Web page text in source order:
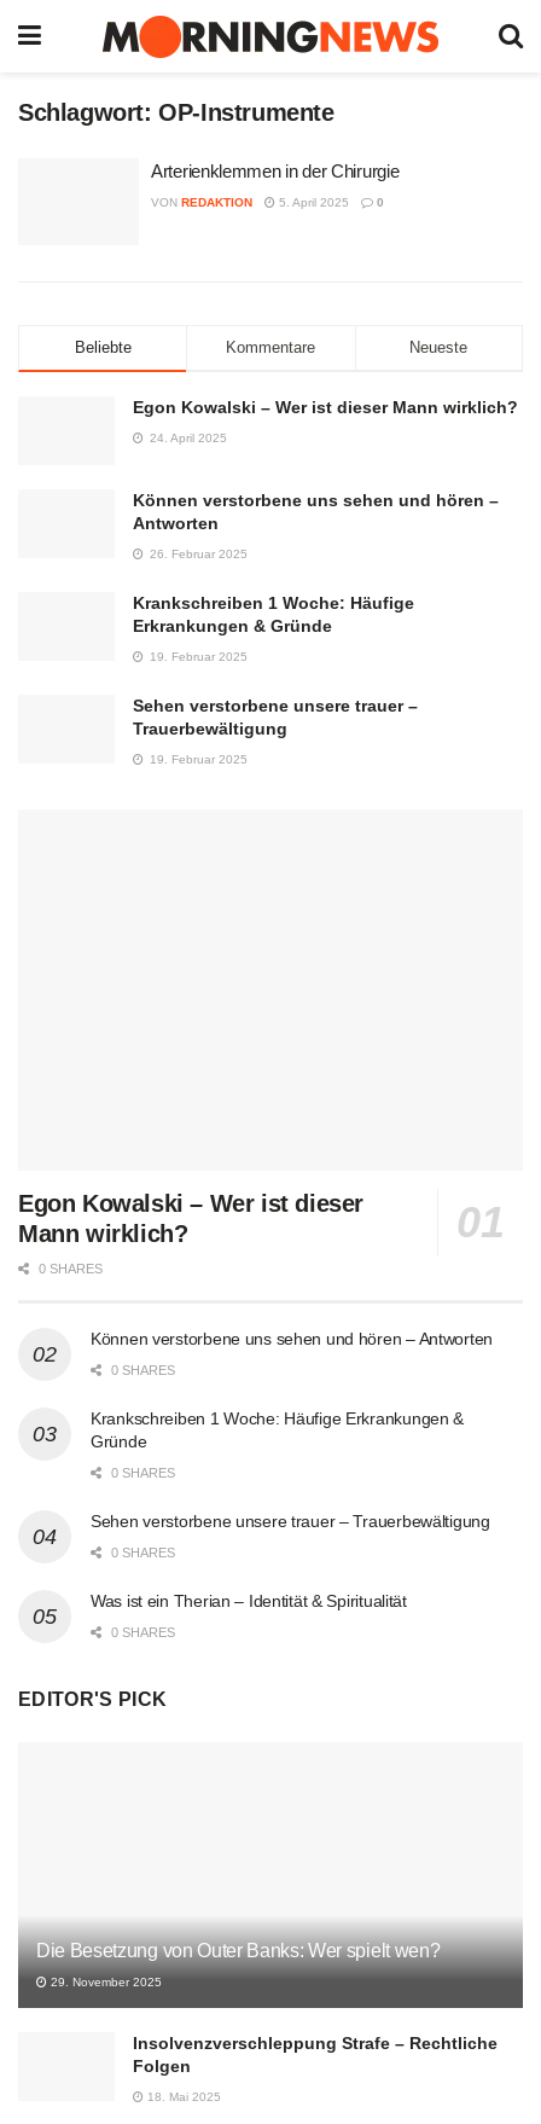
Schlagwort:OP-Instrumente
Arterienklemmen in der Chirurgie
VON REDAKTION 5. April 2025 0
Beliebte Kommentare Neueste
Egon Kowalski – Wer ist dieser Mann wirklich?
24. April 2025
Können verstorbene uns sehen und hören –
Antworten
26. Februar 2025
Krankschreiben 1 Woche: Häufige
Erkrankungen & Gründe
19. Februar 2025
Sehen verstorbene unsere trauer –
Trauerbewältigung
19. Februar 2025
Egon Kowalski – Wer ist dieser
Mann wirklich?
0 SHARES
Können verstorbene uns sehen und hören – Antworten
0 SHARES
Krankschreiben 1 Woche: Häufige Erkrankungen &
Gründe
0 SHARES
Sehen verstorbene unsere trauer – Trauerbewältigung
0 SHARES
Was ist ein Therian – Identität & Spiritualität
0 SHARES
EDITOR'S PICK
Die Besetzung von Outer Banks: Wer spielt wen?
29. November 2025
Insolvenzverschleppung Strafe – Rechtliche
Folgen
18. Mai 2025